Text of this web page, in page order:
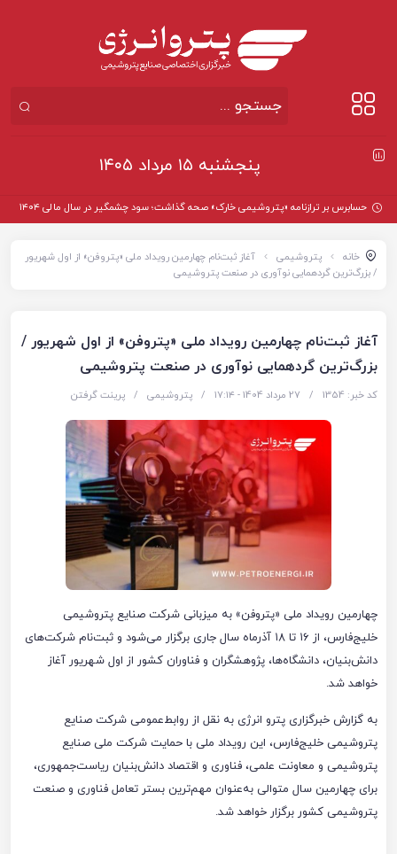
پنجشنبه ۱۵ مرداد ۱۴۰۵
حسابرس بر ترازنامه «پتروشیمی خارک» صحه گذاشت؛ سود چشمگیر در سال مالی ۱۴۰۴
خانه پتروشیمی
آغاز ثبت‌نام چهارمین رویداد ملی «پتروفن» از اول شهریور
/ بزرگ‌ترین گردهمایی نوآوری در صنعت پتروشیمی
آغاز ثبت‌نام چهارمین رویداد ملی «پتروفن» از اول شهریور /
بزرگ‌ترین گردهمایی نوآوری در صنعت پتروشیمی
کد خبر: 1354 / 27 مرداد 1404 - ۱۷:۱۴ / پتروشیمی / پرینت گرفتن
چهارمین رویداد ملی «پتروفن» به میزبانی شرکت صنایع پتروشیمی
خلیج‌فارس، از ۱۶ تا ۱۸ آذرماه سال جاری برگزار می‌شود و ثبت‌نام شرکت‌های
دانش‌بنیان، دانشگاه‌ها، پژوهشگران و فناوران کشور از اول شهریور آغاز
خواهد شد.
به گزارش خبرگزاری پترو انرژی به نقل از روابط‌عمومی شرکت صنایع
پتروشیمی خلیج‌فارس، این رویداد ملی با حمایت شرکت ملی صنایع
پتروشیمی و معاونت علمی، فناوری و اقتصاد دانش‌بنیان ریاست‌جمهوری،
برای چهارمین سال متوالی به‌عنوان مهم‌ترین بستر تعامل فناوری و صنعت
پتروشیمی کشور برگزار خواهد شد.